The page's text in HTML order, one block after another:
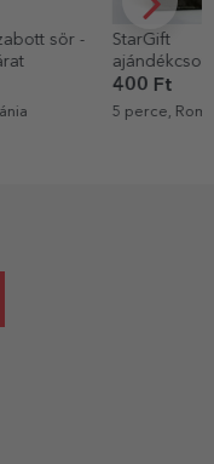
StarGift
ajándékcsomag
5 perce, Románia